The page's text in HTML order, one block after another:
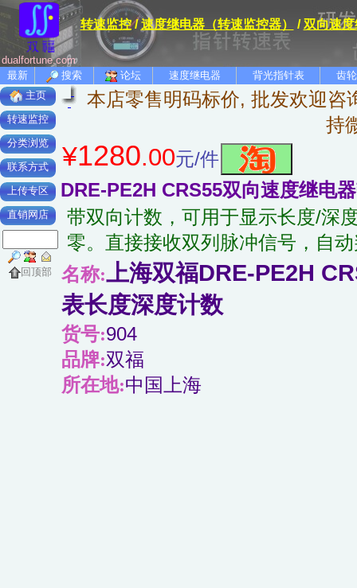
dualfortune.com
转速监控/速度继电器（转速监控器） /双向速
最新 搜索 论坛 速度继电器 背光指针表
齿
主页
转速监控
分类浏览
联系方式
上传专区
直销网店
回顶部
本店零售明码标价, 批发欢迎
持
¥1280.00元/件
DRE-PE2H CRS55双向速度继电
带双向计数，可用于显示长度/深
零。直接接收双列脉冲信号，自
名称:上海双福DRE-PE2H
表长度深度计数
货号:904
品牌:双福
所在地:中国上海